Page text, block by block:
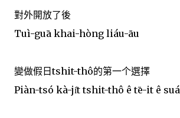
對外開放了後
Tuì-guā khai-hòng liáu-āu
變做假日tshit-thô的第一个選擇
Piàn-tsó kà-ji̍t tshit-thô ê tē-it ê